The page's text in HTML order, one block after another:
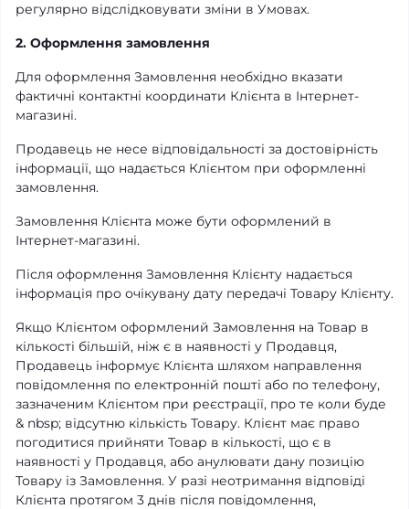
регулярно відслідковувати зміни в Умовах.
2. Оформлення замовлення
Для оформлення Замовлення необхідно вказати
фактичні контактні координати Клієнта в Інтернет-
магазині.
Продавець не несе відповідальності за достовірність
інформації, що надається Клієнтом при оформленні
замовлення.
Замовлення Клієнта може бути оформлений в
Інтернет-магазині.
Після оформлення Замовлення Клієнту надається
інформація про очікувану дату передачі Товару Клієнту.
Якщо Клієнтом оформлений Замовлення на Товар в
кількості більшій, ніж є в наявності у Продавця,
Продавець інформує Клієнта шляхом направлення
повідомлення по електронній пошті або по телефону,
зазначеним Клієнтом при реєстрації, про те коли буде
& nbsp; відсутню кількість Товару. Клієнт має право
погодитися прийняти Товар в кількості, що є в
наявності у Продавця, або анулювати дану позицію
Товару із Замовлення. У разі неотримання відповіді
Клієнта протягом 3 днів після повідомлення,